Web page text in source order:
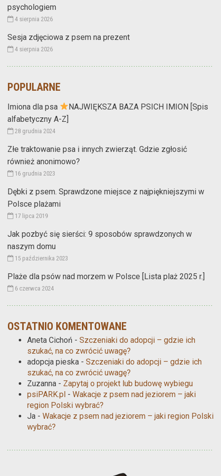
psychologiem
4 sierpnia 2026
Sesja zdjęciowa z psem na prezent
4 sierpnia 2026
POPULARNE
Imiona dla psa
NAJWIĘKSZA BAZA PSICH IMION [Spis
alfabetyczny A-Z]
28 grudnia 2024
Złe traktowanie psa i innych zwierząt. Gdzie zgłosić
również anonimowo?
16 grudnia 2023
Dębki z psem. Sprawdzone miejsce z najpiękniejszymi w
Polsce plażami
17 lipca 2019
Jak pozbyć się sierści: 9 sposobów sprawdzonych w
naszym domu
15 października 2023
Plaże dla psów nad morzem w Polsce [Lista plaż 2025 r.]
6 czerwca 2024
OSTATNIO KOMENTOWANE
Aneta Cichoń - Szczeniaki do adopcji – gdzie ich
szukać, na co zwrócić uwagę?
adopcja pieska - Szczeniaki do adopcji – gdzie ich
szukać, na co zwrócić uwagę?
Zuzanna - Zapytaj o projekt lub budowę wybiegu
psiPARK.pl - Wakacje z psem nad jeziorem – jaki
region Polski wybrać?
Ja - Wakacje z psem nad jeziorem – jaki region Polski
wybrać?